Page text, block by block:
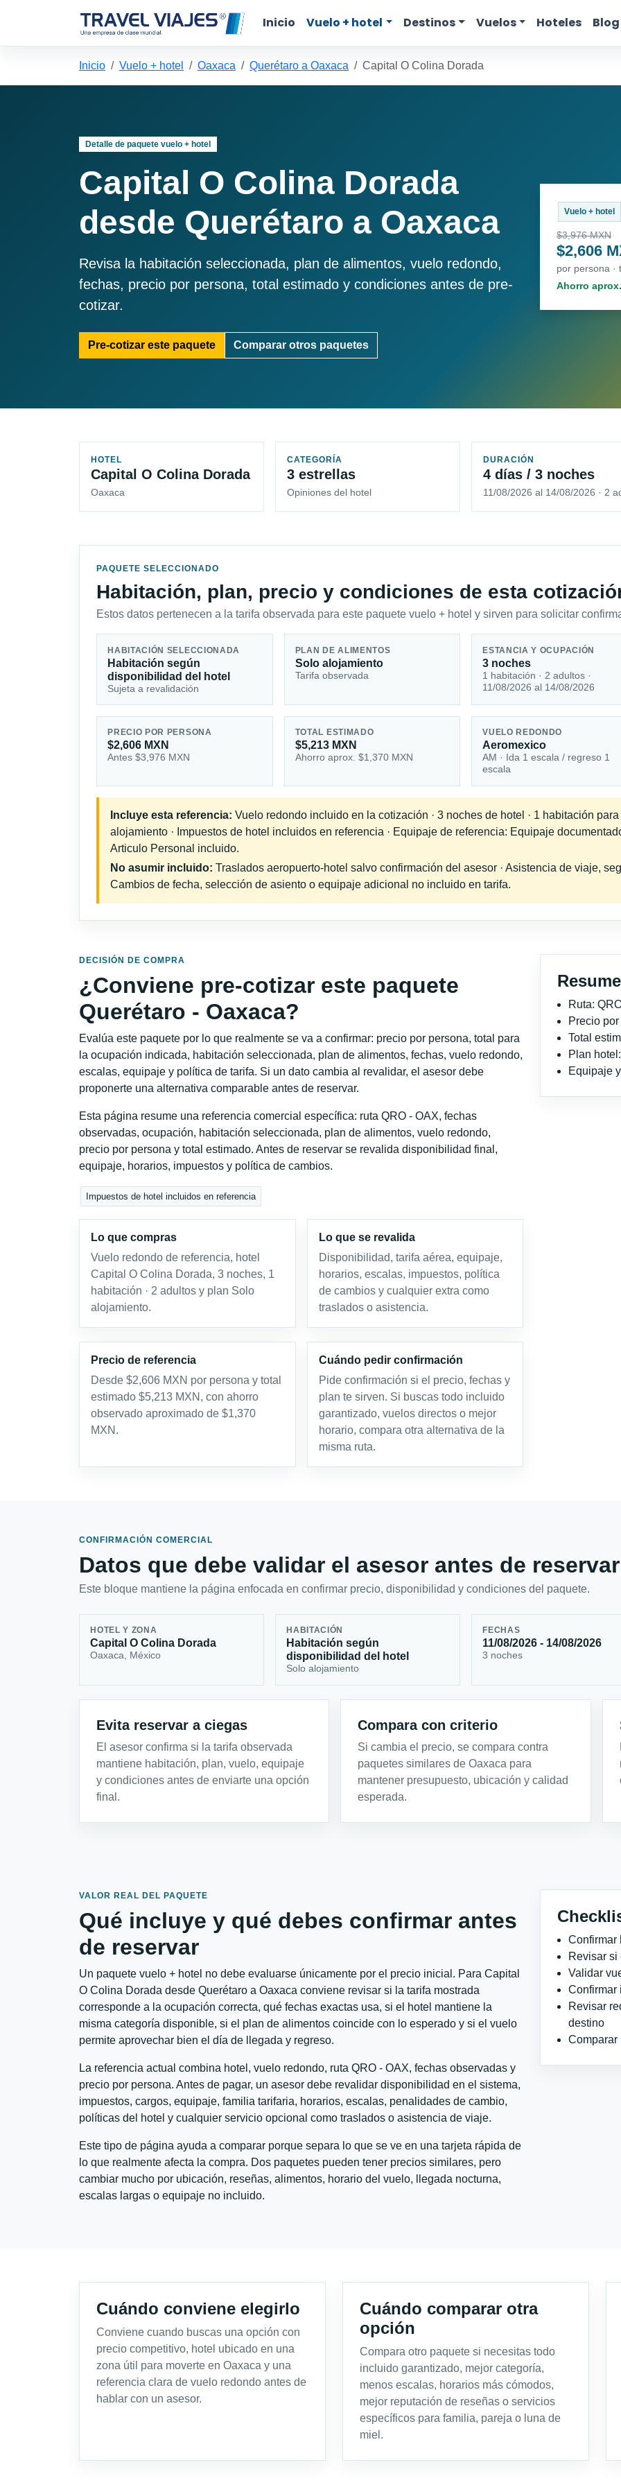
Inicio Vuelo + hotel Destinos Vuelos Hoteles Blog
Inicio Vuelo + hotel Oaxaca Querétaro a Oaxaca Capital O Colina Dorada
Detalle de paquete vuelo + hotel
Capital O Colina Dorada
desde Querétaro a Oaxaca
Revisa la habitación seleccionada, plan de alimentos, vuelo redondo,
fechas, precio por persona, total estimado y condiciones antes de pre-
cotizar.
Pre-cotizar este paquete Comparar otros paquetes
Vuelo + hotel
$3,976 MXN
$2,606
por persona ·
Ahorro aprox.
HOTEL
Capital O Colina Dorada
Oaxaca
CATEGORÍA
3 estrellas
Opiniones del hotel
DURACIÓN
4 días / 3 noches
11/08/2026 al 14/08/2026 · 2
PAQUETE SELECCIONADO
Habitación, plan, precio y condiciones de esta
Estos datos pertenecen a la tarifa observada para este paquete vuelo + hotel y sirven para solicitar
HABITACIÓN SELECCIONADA
Habitación según
disponibilidad del hotel
Sujeta a revalidación
PLAN DE ALIMENTOS
Solo alojamiento
Tarifa observada
ESTANCIA Y OCUPACIÓN
3 noches
1 habitación · 2 adultos ·
11/08/2026 al 14/08/2026
PRECIO POR PERSONA
$2,606 MXN
Antes $3,976 MXN
TOTAL ESTIMADO
$5,213 MXN
Ahorro aprox. $1,370 MXN
VUELO REDONDO
Aeromexico
AM · Ida 1 escala / regreso 1
escala
Incluye esta referencia: Vuelo redondo incluido en la cotización · 3 noches de hotel · 1 habitación
alojamiento · Impuestos de hotel incluidos en referencia · Equipaje de referencia: Equipaje
Articulo Personal incluido.
No asumir incluido: Traslados aeropuerto-hotel salvo confirmación del asesor · Asistencia de viaje,
Cambios de fecha, selección de asiento o equipaje adicional no incluido en tarifa.
DECISIÓN DE COMPRA
¿Conviene pre-cotizar este paquete
Querétaro - Oaxaca?
Evalúa este paquete por lo que realmente se va a confirmar: precio por persona, total para
la ocupación indicada, habitación seleccionada, plan de alimentos, fechas, vuelo redondo,
escalas, equipaje y política de tarifa. Si un dato cambia al revalidar, el asesor debe
proponerte una alternativa comparable antes de reservar.
Esta página resume una referencia comercial específica: ruta QRO - OAX, fechas
observadas, ocupación, habitación seleccionada, plan de alimentos, vuelo redondo,
precio por persona y total estimado. Antes de reservar se revalida disponibilidad final,
equipaje, horarios, impuestos y política de cambios.
Impuestos de hotel incluidos en referencia
Lo que compras
Vuelo redondo de referencia, hotel
Capital O Colina Dorada, 3 noches, 1
habitación · 2 adultos y plan Solo
alojamiento.
Lo que se revalida
Disponibilidad, tarifa aérea, equipaje,
horarios, escalas, impuestos, política
de cambios y cualquier extra como
traslados o asistencia.
Precio de referencia
Desde $2,606 MXN por persona y total
estimado $5,213 MXN, con ahorro
observado aproximado de $1,370
MXN.
Cuándo pedir confirmación
Pide confirmación si el precio, fechas y
plan te sirven. Si buscas todo incluido
garantizado, vuelos directos o mejor
horario, compara otra alternativa de la
misma ruta.
Ruta:
Precio
Total
Plan
Equipaje
CONFIRMACIÓN COMERCIAL
Datos que debe validar el asesor antes de reservar
Este bloque mantiene la página enfocada en confirmar precio, disponibilidad y condiciones del paquete.
HOTEL Y ZONA
Capital O Colina Dorada
Oaxaca, México
HABITACIÓN
Habitación según
disponibilidad del hotel
Solo alojamiento
FECHAS
11/08/2026 - 14/08/2026
3 noches
Evita reservar a ciegas
El asesor confirma si la tarifa observada
mantiene habitación, plan, vuelo, equipaje
y condiciones antes de enviarte una opción
final.
Compara con criterio
Si cambia el precio, se compara contra
paquetes similares de Oaxaca para
mantener presupuesto, ubicación y calidad
esperada.
VALOR REAL DEL PAQUETE
Qué incluye y qué debes confirmar antes
de reservar
Un paquete vuelo + hotel no debe evaluarse únicamente por el precio inicial. Para Capital
O Colina Dorada desde Querétaro a Oaxaca conviene revisar si la tarifa mostrada
corresponde a la ocupación correcta, qué fechas exactas usa, si el hotel mantiene la
misma categoría disponible, si el plan de alimentos coincide con lo esperado y si el vuelo
permite aprovechar bien el día de llegada y regreso.
La referencia actual combina hotel, vuelo redondo, ruta QRO - OAX, fechas observadas y
precio por persona. Antes de pagar, un asesor debe revalidar disponibilidad en el sistema,
impuestos, cargos, equipaje, familia tarifaria, horarios, escalas, penalidades de cambio,
políticas del hotel y cualquier servicio opcional como traslados o asistencia de viaje.
Este tipo de página ayuda a comparar porque separa lo que se ve en una tarjeta rápida de
lo que realmente afecta la compra. Dos paquetes pueden tener precios similares, pero
cambiar mucho por ubicación, reseñas, alimentos, horario del vuelo, llegada nocturna,
escalas largas o equipaje no incluido.
Confirmar
Revisar si
Validar
Confirmar
Revisar
destino
Comparar
Cuándo conviene elegirlo
Conviene cuando buscas una opción con
precio competitivo, hotel ubicado en una
zona útil para moverte en Oaxaca y una
referencia clara de vuelo redondo antes de
hablar con un asesor.
Cuándo comparar otra
opción
Compara otro paquete si necesitas todo
incluido garantizado, mejor categoría,
menos escalas, horarios más cómodos,
mejor reputación de reseñas o servicios
específicos para familia, pareja o luna de
miel.